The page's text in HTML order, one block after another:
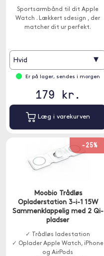
Sportsarmbånd til dit Apple
Watch . Lækkert sdesign , der
matcher dit ur perfekt.
Hvid ▾
Er på lager, sendes i morgen
179 kr.
Læg i varekurven
-25%
Moobio Trådløs
Opladerstation 3-i-1 15W
Sammenklappelig med 2 Qi-
pladser
✓ Trådløs ladestation
✓ Oplader Apple Watch, iPhone
og AirPods